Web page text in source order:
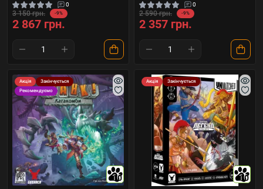
0
3 150 грн. -9%
2 867 грн.
0
2 590 грн. -9%
2 357 грн.
Акція
Закінчується
Рекомендуємо
10
Акція Закінчується
10